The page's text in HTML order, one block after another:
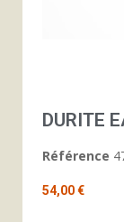
DURITE
Référence
54,00 €